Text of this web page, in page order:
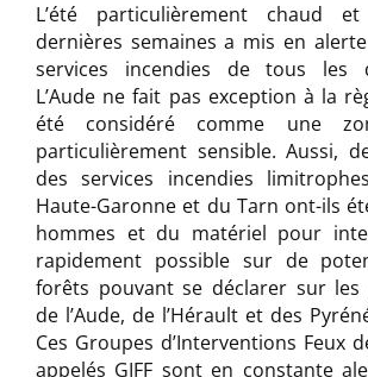
L’été particulièrement chaud
dernières semaines a mis en
services incendies de tous les
L’Aude ne fait pas exception à la
été considéré comme une
particulièrement sensible. Aussi,
des services incendies
Haute-Garonne et du Tarn ont-ils
hommes et du matériel pour
rapidement possible sur de
forêts pouvant se déclarer sur les
de l’Aude, de l’Hérault et des
Ces Groupes d’Interventions Feux
appelés GIFF sont en constante